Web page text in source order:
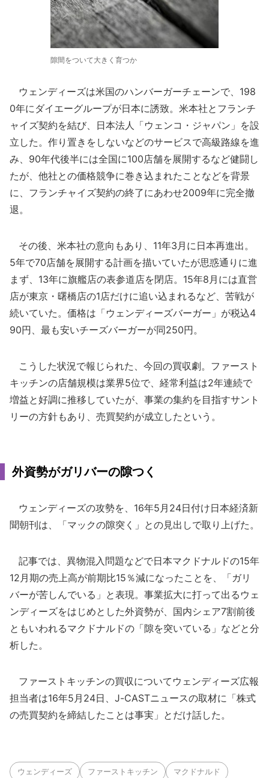
隙間をついて大きく育つか
ウェンディーズは米国のハンバーガーチェーンで、198
0年にダイエーグループが日本に誘致。米本社とフランチ
ャイズ契約を結び、日本法人「ウェンコ・ジャパン」を設
立した。作り置きをしないなどのサービスで高級路線を進
み、90年代後半には全国に100店舗を展開するなど健闘し
たが、他社との価格競争に巻き込まれたことなどを背景
に、フランチャイズ契約の終了にあわせ2009年に完全撤
退。
その後、米本社の意向もあり、11年3月に日本再進出。
5年で70店舗を展開する計画を描いていたが思惑通りに進
まず、13年に旗艦店の表参道店を閉店。15年8月には直営
店が東京・曙橋店の1店だけに追い込まれるなど、苦戦が
続いていた。価格は「ウェンディーズバーガー」が税込4
90円、最も安いチーズバーガーが同250円。
こうした状況で報じられた、今回の買収劇。ファースト
キッチンの店舗規模は業界5位で、経常利益は2年連続で
増益と好調に推移していたが、事業の集約を目指すサント
リーの方針もあり、売買契約が成立したという。
外資勢がガリバーの隙つく
ウェンディーズの攻勢を、16年5月24日付け日本経済新
聞朝刊は、「マックの隙突く」との見出しで取り上げた。
記事では、異物混入問題などで日本マクドナルドの15年
12月期の売上高が前期比15％減になったことを、「ガリ
バーが苦しんでいる」と表現。事業拡大に打って出るウェ
ンディーズをはじめとした外資勢が、国内シェア7割前後
ともいわれるマクドナルドの「隙を突いている」などと分
析した。
ファーストキッチンの買収についてウェンディーズ広報
担当者は16年5月24日、J-CASTニュースの取材に「株式
の売買契約を締結したことは事実」とだけ話した。
ウェンディーズ ファーストキッチン マクドナルド